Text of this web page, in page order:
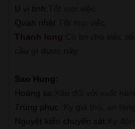
U vi tinh
Quan nhật
Thanh long
Sao Hung:
Hoàng sa
Trùng phục
Nguyệt kiến chuyển sát